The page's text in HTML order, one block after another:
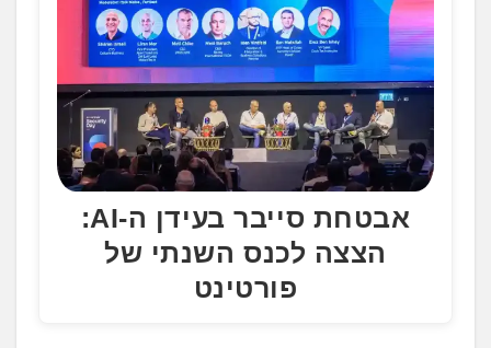
אבטחת סייבר בעידן ה-AI:
הצצה לכנס השנתי של
פורטינט